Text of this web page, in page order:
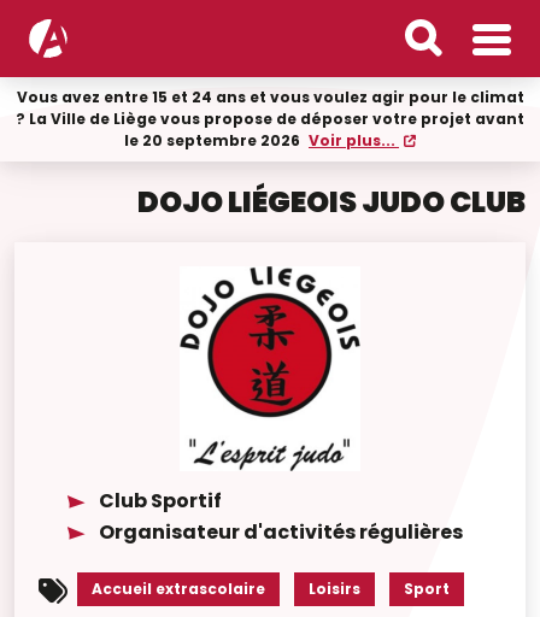
Vous avez entre 15 et 24 ans et vous voulez agir pour le climat
? La Ville de Liège vous propose de déposer votre projet avant
le 20 septembre 2026 Voir plus...
DOJO LIÉGEOIS JUDO CLUB
Club Sportif
Organisateur d'activités régulières
Accueil extrascolaire Loisirs Sport